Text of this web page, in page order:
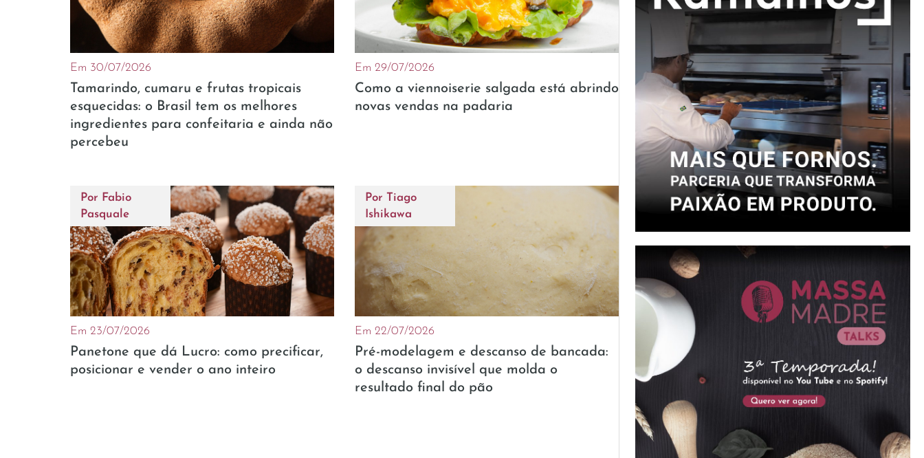
Em 30/07/2026
Tamarindo, cumaru e frutas tropicais
esquecidas: o Brasil tem os melhores
ingredientes para confeitaria e ainda não
percebeu
Em 29/07/2026
Como a viennoiserie salgada está abrindo
novas vendas na padaria
Por Fabio
Pasquale
Em 23/07/2026
Panetone que dá Lucro: como precificar,
posicionar e vender o ano inteiro
Por Tiago
Ishikawa
Em 22/07/2026
Pré-modelagem e descanso de bancada:
o descanso invisível que molda o
resultado final do pão